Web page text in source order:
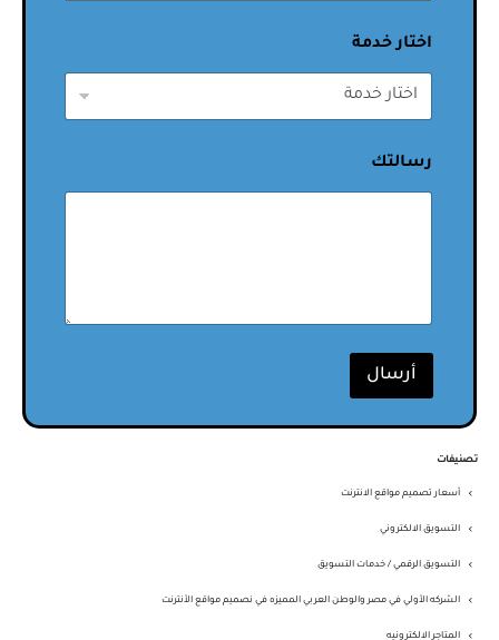
اختار خدمة
رسالتك
أرسال
تصنيفات
أسعار تصميم مواقع الانترنت
التسويق الالكتروني
التسويق الرقمي / خدمات التسويق
الشركه الأولي في مصر والوطن العربي المميزه في نصميم مواقع الأنترنت
المتاجر الالكترونيه